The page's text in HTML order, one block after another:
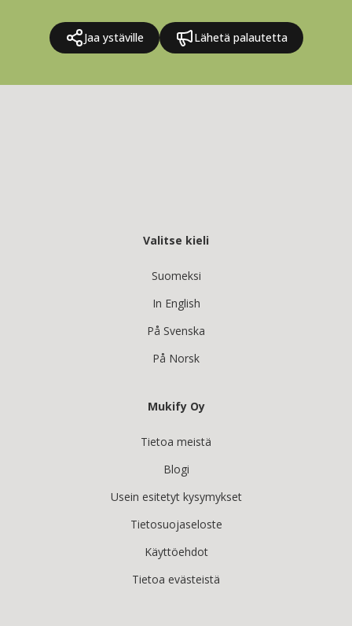
Jaa ystäville Lähetä palautetta
Valitse kieli
Suomeksi
In English
På Svenska
På Norsk
Mukify Oy
Tietoa meistä
Blogi
Usein esitetyt kysymykset
Tietosuojaseloste
Käyttöehdot
Tietoa evästeistä